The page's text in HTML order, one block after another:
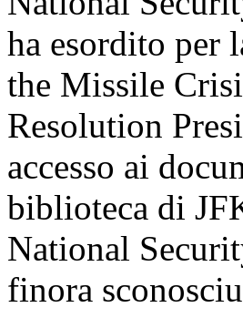
ha esordito per
the Missile
Resolution
accesso ai
biblioteca di
National
finora